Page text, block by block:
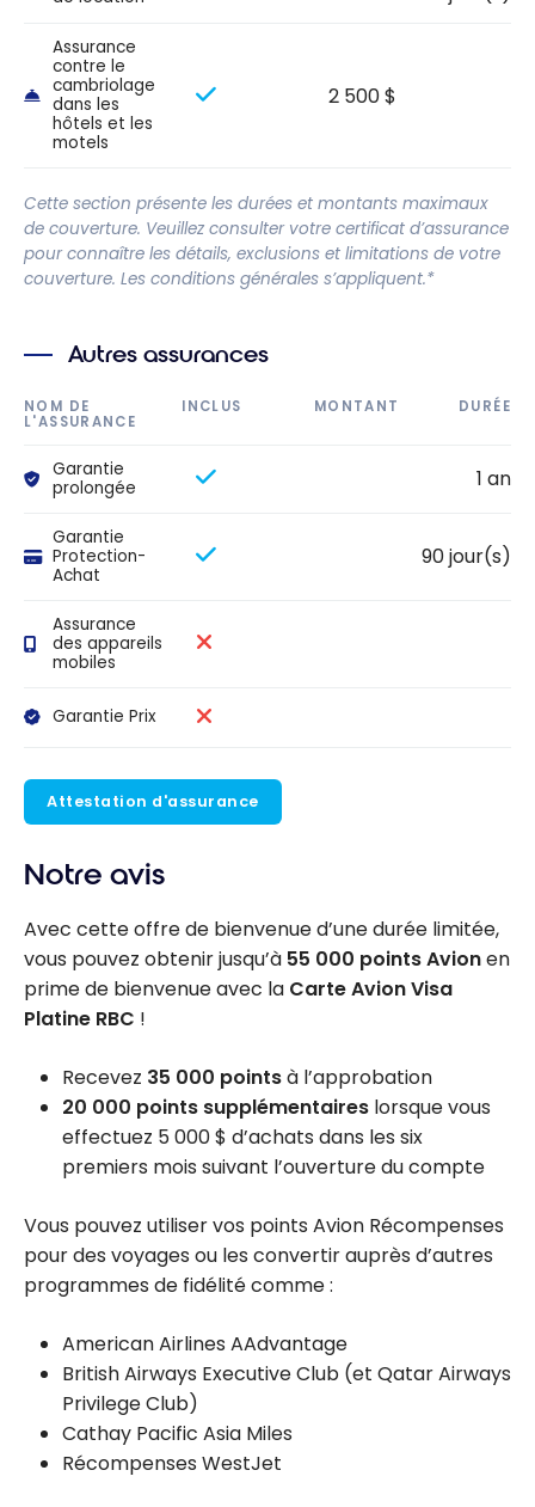
Assurance
contre le
cambriolage
dans les
hôtels et les
motels
2 500 $
Cette section présente les durées et montants maximaux
de couverture. Veuillez consulter votre certificat d’assurance
pour connaître les détails, exclusions et limitations de votre
couverture. Les conditions générales s’appliquent.*
Autres assurances
NOM DE
L'ASSURANCE
INCLUS MONTANT DURÉE
Garantie
prolongée
1 an
Garantie
Protection-
Achat
90 jour(s)
Assurance
des appareils
mobiles
Garantie Prix
Attestation d'assurance
Notre avis
Avec cette offre de bienvenue d’une durée limitée,
vous pouvez obtenir jusqu’à 55 000 points Avionen
prime de bienvenue avec la Carte Avion Visa
Platine RBC !
Recevez 35 000 pointsà l’approbation
20 000 points supplémentaires lorsque vous
effectuez 5 000 $ d’achats dans les six
premiers mois suivant l’ouverture du compte
Vous pouvez utiliser vos points Avion Récompenses
pour des voyages ou les convertir auprès d’autres
programmes de fidélité comme :
American Airlines AAdvantage
British Airways Executive Club (et Qatar Airways
Privilege Club)
Cathay Pacific Asia Miles
Récompenses WestJet